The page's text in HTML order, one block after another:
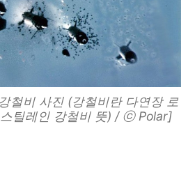
철비 사진 (강철비란 다연장 로
틸레인 강철비 뜻) / ⓒ Polar]